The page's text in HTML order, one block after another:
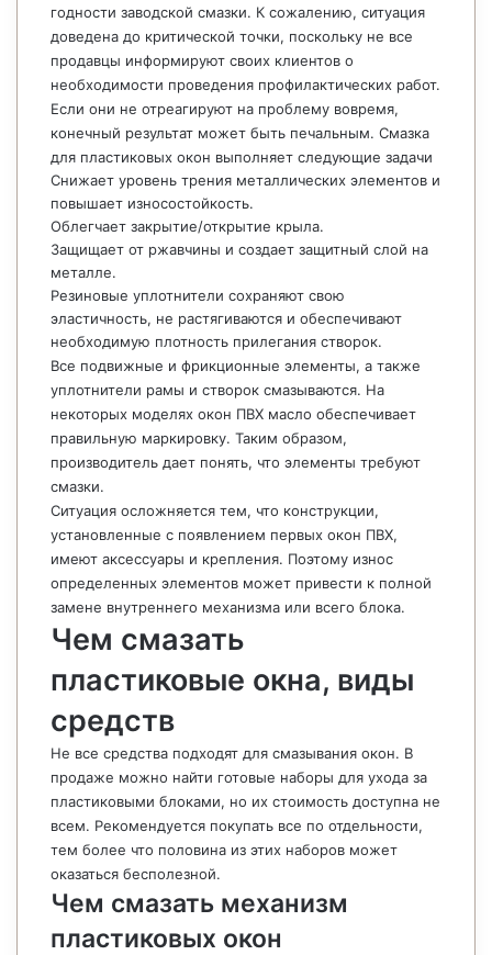
годности заводской смазки. К сожалению, ситуация
доведена до критической точки, поскольку не все
продавцы информируют своих клиентов о
необходимости проведения профилактических работ.
Если они не отреагируют на проблему вовремя,
конечный результат может быть печальным. Смазка
для пластиковых окон выполняет следующие задачи
Снижает уровень трения металлических элементов и
повышает износостойкость.
Облегчает закрытие/открытие крыла.
Защищает от ржавчины и создает защитный слой на
металле.
Резиновые уплотнители сохраняют свою
эластичность, не растягиваются и обеспечивают
необходимую плотность прилегания створок.
Все подвижные и фрикционные элементы, а также
уплотнители рамы и створок смазываются. На
некоторых моделях окон ПВХ масло обеспечивает
правильную маркировку. Таким образом,
производитель дает понять, что элементы требуют
смазки.
Ситуация осложняется тем, что конструкции,
установленные с появлением первых окон ПВХ,
имеют аксессуары и крепления. Поэтому износ
определенных элементов может привести к полной
замене внутреннего механизма или всего блока.
Чем смазать
пластиковые окна, виды
средств
Не все средства подходят для смазывания окон. В
продаже можно найти готовые наборы для ухода за
пластиковыми блоками, но их стоимость доступна не
всем. Рекомендуется покупать все по отдельности,
тем более что половина из этих наборов может
оказаться бесполезной.
Чем смазать механизм
пластиковых окон